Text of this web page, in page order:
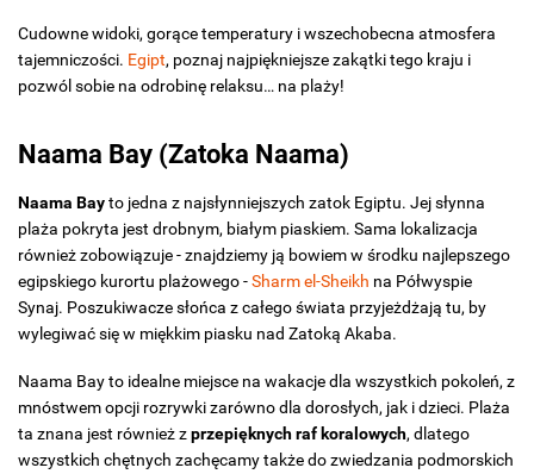
Cudowne widoki, gorące temperatury i wszechobecna atmosfera
tajemniczości. Egipt, poznaj najpiękniejsze zakątki tego kraju i
pozwól sobie na odrobinę relaksu… na plaży!
Naama Bay (Zatoka Naama)
Naama Bayto jedna z najsłynniejszych zatok Egiptu. Jej słynna
plaża pokryta jest drobnym, białym piaskiem. Sama lokalizacja
również zobowiązuje - znajdziemy ją bowiem w środku najlepszego
egipskiego kurortu plażowego -Sharm el-Sheikh na Półwyspie
Synaj. Poszukiwacze słońca z całego świata przyjeżdżają tu, by
wylegiwać się w miękkim piasku nad Zatoką Akaba.
Naama Bay to idealne miejsce na wakacje dla wszystkich pokoleń, z
mnóstwem opcji rozrywki zarówno dla dorosłych, jak i dzieci. Plaża
ta znana jest również zprzepięknych raf koralowych, dlatego
wszystkich chętnych zachęcamy także do zwiedzania podmorskich